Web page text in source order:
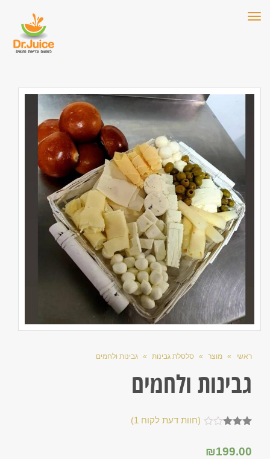
תפריט
ראשי » מוצר » סלסלת גבינות » גבינות ולחמים
גבינות ולחמים
מתוך 5
(חוות דעת לקוח 1
)
₪199.00